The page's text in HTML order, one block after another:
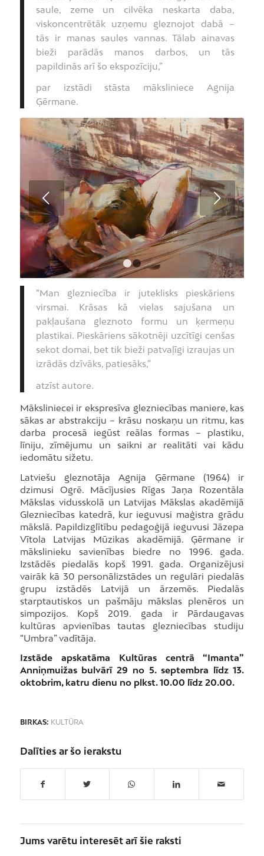
saule, zeme un cilvēka neskarta daba,
viskoncentrētāk uzņemu gleznojot dabā –
tās ir manas saules vannas. Tālab ainavas
bieži parādās manos darbos, un tās
papildinās arī šo ekspozīciju,”
par izstādi stāsta māksliniece Agnija
Ģērmane.
Next
“Man glezniecība ir juteklisks pieskāriens
virsmai. Krāsas kā vielas sajušana un
pakļaušana gleznoto formu un ķermeņu
plastikai. Pieskāriens sākotnēji uzcītīgi cenšas
sekot domai, bet tik bieži patvaļīgi izraujas un
izrādās dzīvāks, patiesāks,”
atzīst autore.
Māksliniecei ir ekspresīva glezniecības maniere, kas
sākas ar abstrakciju – krāsu noskaņu un ritmu, kas
darba procesā iegūst reālas formas – plastiku,
līniju, zīmējumu un saikni ar realitāti vai kādu
iedomātu sižetu.
Latviešu gleznotāja Agnija Ģērmane (1964) ir
dzimusi Ogrē. Mācījusies Rīgas Jaņa Rozentāla
Mākslas vidusskolā un Latvijas Mākslas akadēmijā
Glezniecības katedrā, kur ieguvusi maģistra grādu
mākslā. Papildizglītību pedagoģijā ieguvusi Jāzepa
Vītola Latvijas Mūzikas akadēmijā. Ģērmane ir
mākslinieku savienības biedre no 1996. gada.
Izstādēs piedalās kopš 1991. gada. Organizējusi
vairāk kā 30 personālizstādes un regulāri piedalās
grupu izstādēs Latvijā un ārzemēs. Piedalās
starptautiskos un pašmāju mākslas plenēros un
simpozijos. Kopš 2019. gada ir Pārdaugavas
kultūras apvienības tautas glezniecības studiju
“Umbra” vadītāja.
Izstāde apskatāma Kultūras centrā “Imanta”
Anniņmuižas bulvārī 29 no 5. septembra līdz 13.
oktobrim, katru dienu no plkst. 10.00 līdz 20.00.
BIRKAS: KULTŪRA
Dalīties ar šo ierakstu
Jums varētu interesēt arī šie raksti